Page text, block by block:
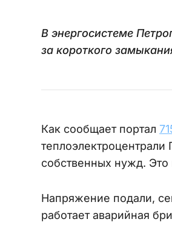
В энергосистеме
за короткого
Как сообщает портал
собственных нужд.
Напряжение подали,
работает аварийная